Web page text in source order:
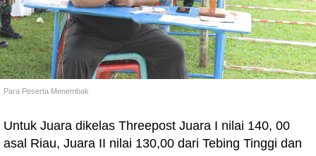
Para Peserta Menembak
Untuk Juara dikelas Threepost Juara I nilai 140, 00
asal Riau, Juara II nilai 130,00 dari Tebing Tinggi dan